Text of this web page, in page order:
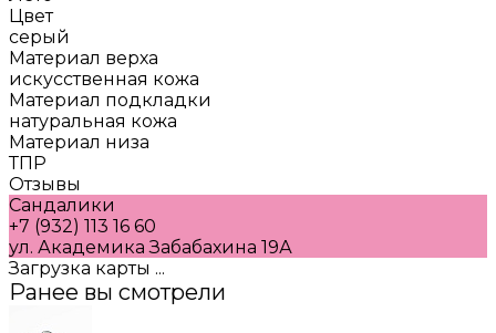
Цвет
серый
Материал верха
искусственная кожа
Материал подкладки
натуральная кожа
Материал низа
ТПР
Отзывы
Сандалики
+7 (932) 113 16 60
ул. Академика Забабахина 19А
Загрузка карты ...
Ранее вы смотрели